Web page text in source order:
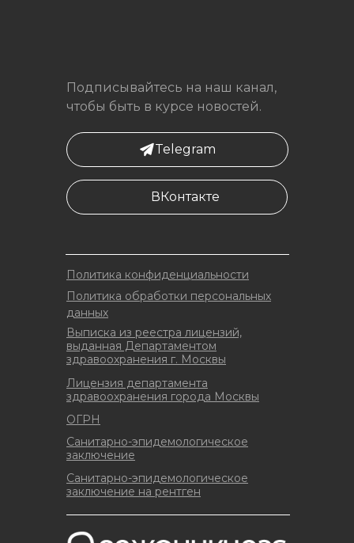
ОГРН
Санитарно-эпидемологическое
заключение
Санитарно-эпидемологическое
заключение на рентген
Выписка из реестра лицензий,
выданная Департаментом
здравоохранения г. Москвы
Лицензия департамента
здравоохранения города Москвы
Политика конфиденциальности
Политика обработки персональных
данных
Подписывайтесь на наш канал,
чтобы быть в курсе новостей.
ВКонтакте
Telegram